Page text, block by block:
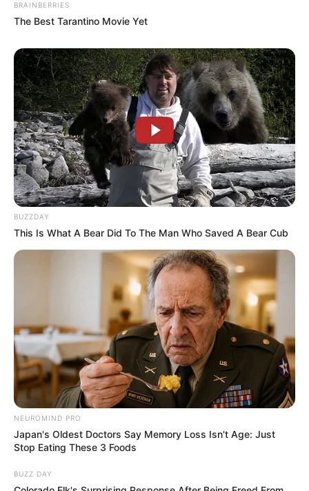
BRAINBERRIES
The Best Tarantino Movie Yet
BUZZDAY
This Is What A Bear Did To The Man Who Saved A Bear Cub
NEUROMIND PRO
Japan's Oldest Doctors Say Memory Loss Isn't Age: Just
Stop Eating These 3 Foods
BUZZ DAY